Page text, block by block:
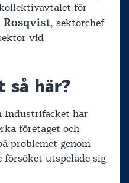
för
Rosqvist, sektorchef
vid
så här?
Industrifacket har
företaget och
problemet genom
försöket utspelade sig